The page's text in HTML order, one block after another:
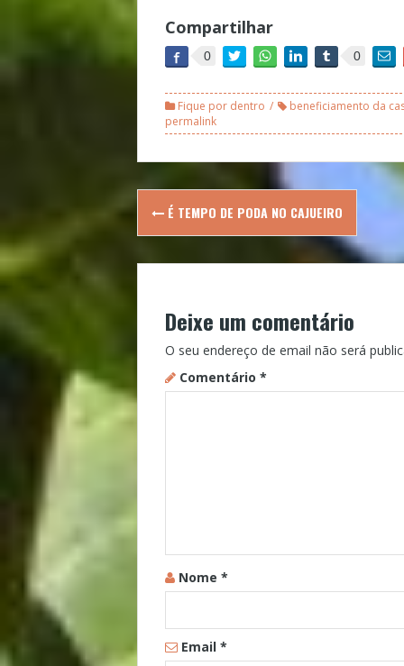
Compartilhar
0 0
Fique por dentro
beneficiamento da
permalink
Post
navigation
É TEMPO DE PODA NO CAJUEIRO
Deixe um comentário
O seu endereço de email não será
Comentário *
Nome *
Email *